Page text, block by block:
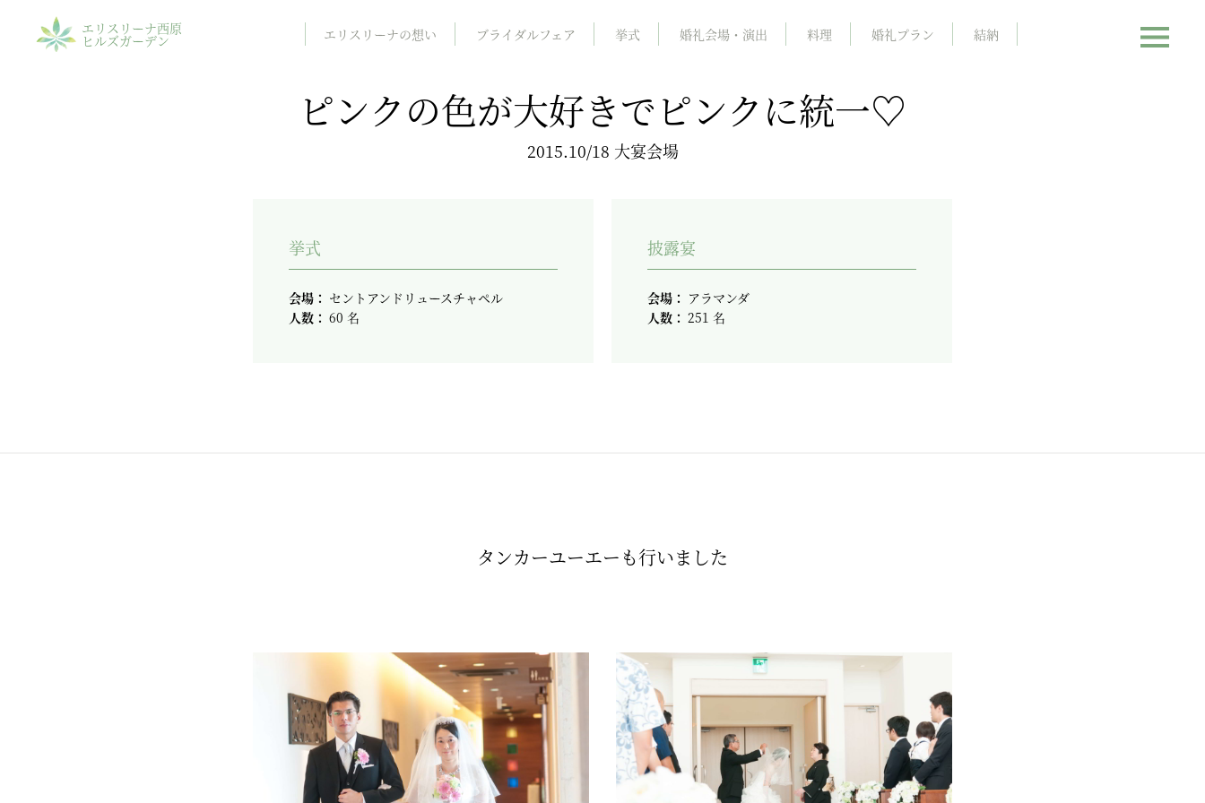
エリスリーナ西原
ヒルズガーデン エリスリーナの想い ブライダルフェア 挙式 婚礼会場・演出 料理 婚礼プラン 結納
ピンクの色が大好きでピンクに統一♡
2015.10/18 大宴会場
挙式
会場： セントアンドリュースチャペル
人数： 60 名
披露宴
会場： アラマンダ
人数： 251 名
タンカーユーエーも行いました